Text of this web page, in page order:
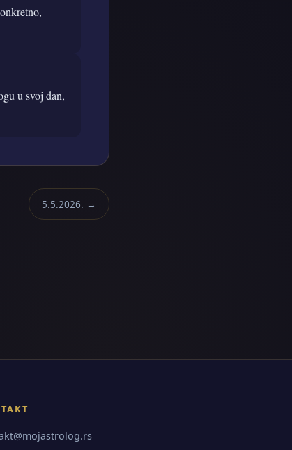
u svoj dan,
5.5.2026. →